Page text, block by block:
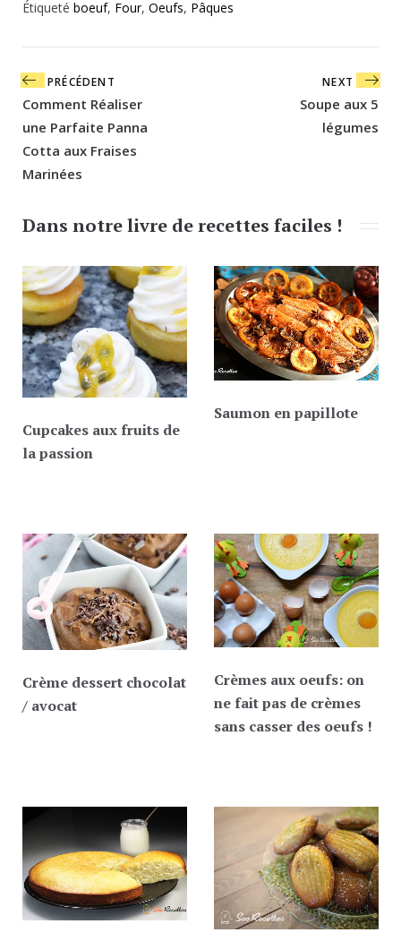
Étiqueté boeuf, Four, Oeufs, Pâques
Navigation
de
l’article
PRÉCÉDENT
Comment Réaliser
une Parfaite Panna
Cotta aux Fraises
Marinées
NEXT
Soupe aux 5
légumes
Dans notre livre de recettes faciles !
Cupcakes aux fruits de
la passion
Saumon en papillote
Crème dessert chocolat
/ avocat
Crèmes aux oeufs: on
ne fait pas de crèmes
sans casser des oeufs !